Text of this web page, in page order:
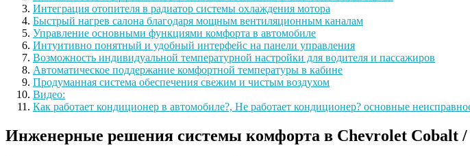
Интеграция отопителя в радиатор системы охлаждения мотора
Быстрый нагрев салона благодаря мощным вентиляционным каналам
Управление основными функциями комфорта в автомобиле
Интуитивно понятный и удобный интерфейс на панели управления
Возможность индивидуальной температурной настройки для водителя и пассажиров
Автоматическое поддержание комфортной температуры в кабине
Продуманная система обеспечения свежим и чистым воздухом
Видео:
Как работает кондиционер в автомобиле?, Не работает кондиционер? основные
Инженерные решения системы комфорта в Chevrolet Cobalt /